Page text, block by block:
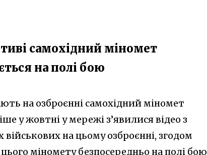
самохідний міномет
на полі бою
на озброєнні самохідний міномет
у жовтні у мережі з’явилися відео з
на цьому озброєнні, згодом
міномету безпосередньо на полі бою